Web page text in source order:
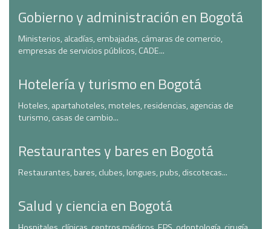
Gobierno y administración en Bogotá
Ministerios, alcadías, embajadas, cámaras de comercio,
empresas de servicios públicos, CADE...
Hotelería y turismo en Bogotá
Hoteles, apartahoteles, moteles, residencias, agencias de
turismo, casas de cambio...
Restaurantes y bares en Bogotá
Restaurantes, bares, clubes, longues, pubs, discotecas...
Salud y ciencia en Bogotá